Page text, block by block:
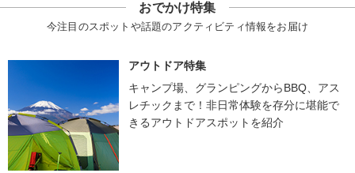
おでかけ特集
今注目のスポットや話題のアクティビティ情報をお届け
アウトドア特集
キャンプ場、グランピングからBBQ、アス
レチックまで！非日常体験を存分に堪能で
きるアウトドアスポットを紹介